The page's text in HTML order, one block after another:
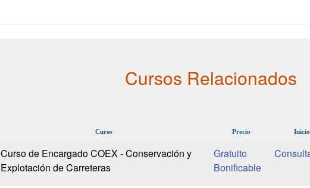
Cursos Relacionados
Curso Precio Inicio
Curso de Encargado COEX - Conservación y
Explotación de Carreteras
Gratuito
Bonificable